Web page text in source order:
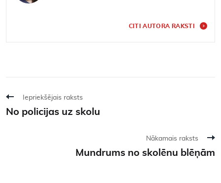
CITI AUTORA RAKSTI
Iepriekšējais raksts
No policijas uz skolu
Nākamais raksts
Mundrums no skolēnu blēņām